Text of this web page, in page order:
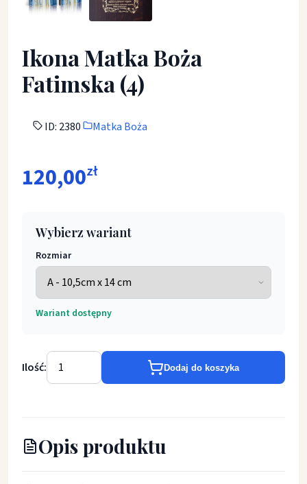
Ikona Matka Boża
Fatimska (4)
ID: 2380 Matka Boża
120,00zł
Wybierz wariant
Rozmiar
Wariant dostępny
Ilość: Dodaj do koszyka
Opis produktu